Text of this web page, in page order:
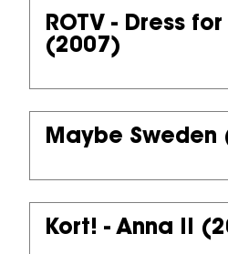
ROTV - Dress
(2007)
Maybe Sweden
Kort! - Anna II